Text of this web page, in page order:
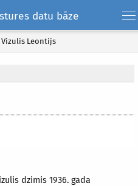
datu bāze
Vizulis Leontijs
dzimis 1936. gada